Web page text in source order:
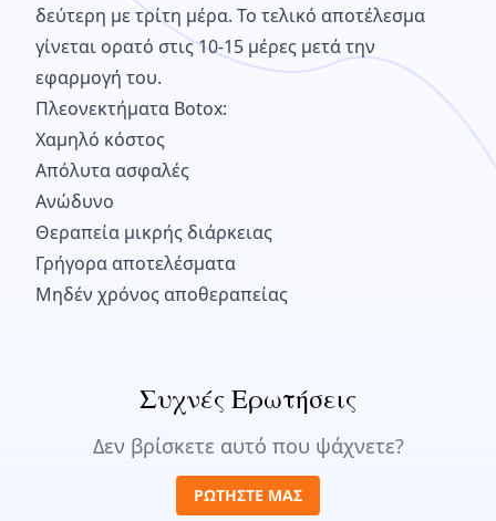
δεύτερη με τρίτη μέρα. Το τελικό αποτέλεσμα
γίνεται ορατό στις 10-15 μέρες μετά την
εφαρμογή του.
Πλεονεκτήματα Botox:
Χαμηλό κόστος
Απόλυτα ασφαλές
Ανώδυνο
Θεραπεία μικρής διάρκειας
Γρήγορα αποτελέσματα
Μηδέν χρόνος αποθεραπείας
Συχνές Ερωτήσεις
Δεν βρίσκετε αυτό που ψάχνετε?
ΡΩΤΗΣΤΕ ΜΑΣ